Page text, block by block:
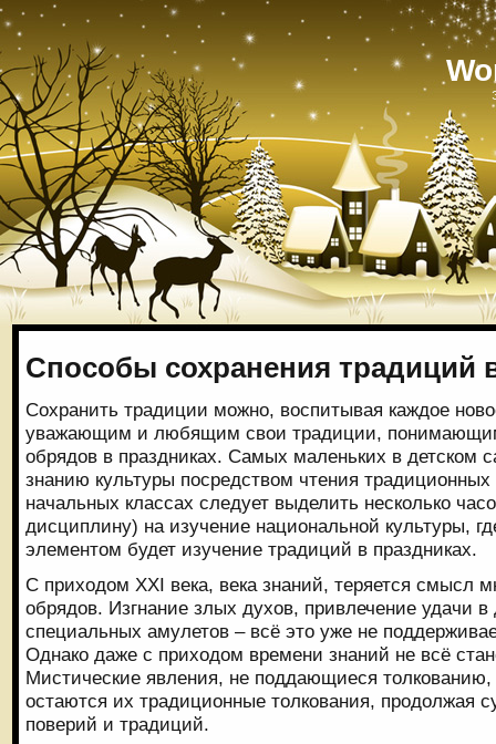
Способы сохранения традиций
Сохранить традиции можно, воспитывая каждое
уважающим и любящим свои традиции,
обрядов в праздниках. Самых маленьких в детском
знанию культуры посредством чтения
начальных классах следует выделить несколько
дисциплину) на изучение национальной культуры,
элементом будет изучение традиций в праздниках.
С приходом XXI века, века знаний, теряется смысл
обрядов. Изгнание злых духов, привлечение удачи
специальных амулетов – всё это уже не
Однако даже с приходом времени знаний не всё
Мистические явления, не поддающиеся
остаются их традиционные толкования, продолжая
поверий и традиций.